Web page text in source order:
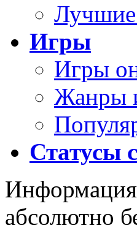
Игры
Игры
Жанры
Статусы
Информация
абсолютно